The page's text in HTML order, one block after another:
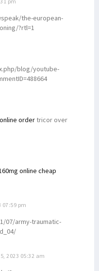
the-european-
?rtl=1
blog/youtube-
ordertricor over
online cheap
07:59 pm
07/army-traumatic-
2023 05:32 am